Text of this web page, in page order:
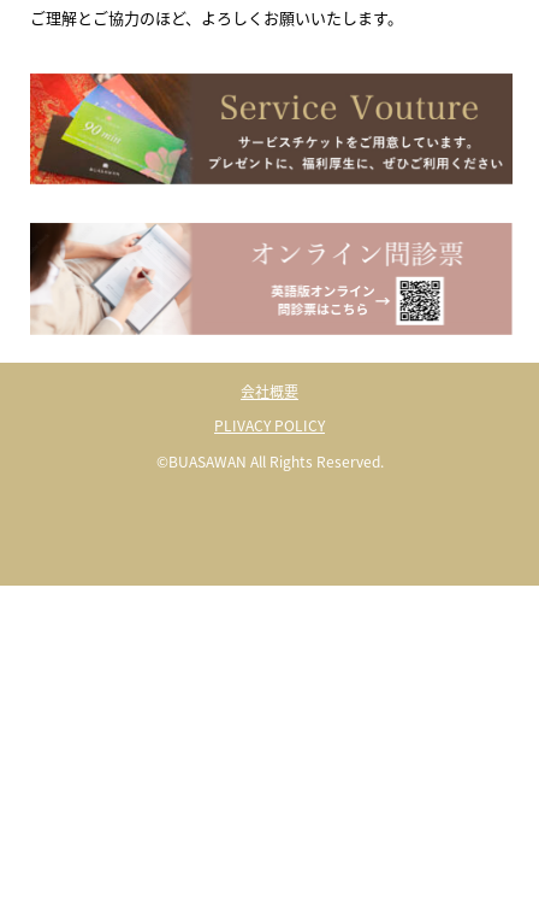
ご理解とご協力のほど、よろしくお願いいたします。
会社概要
PLIVACY POLICY
©BUASAWAN All Rights Reserved.